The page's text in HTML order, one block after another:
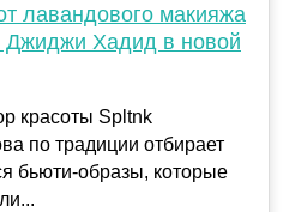
лавандового макияжа
Джиджи Хадид в новой
красоты Spltnk
по традиции отбирает
бьюти-образы, которые